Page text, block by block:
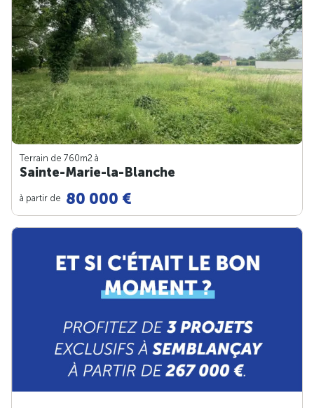
Terrain de 760m2 à
Sainte-Marie-la-Blanche
à partir de 80 000 €